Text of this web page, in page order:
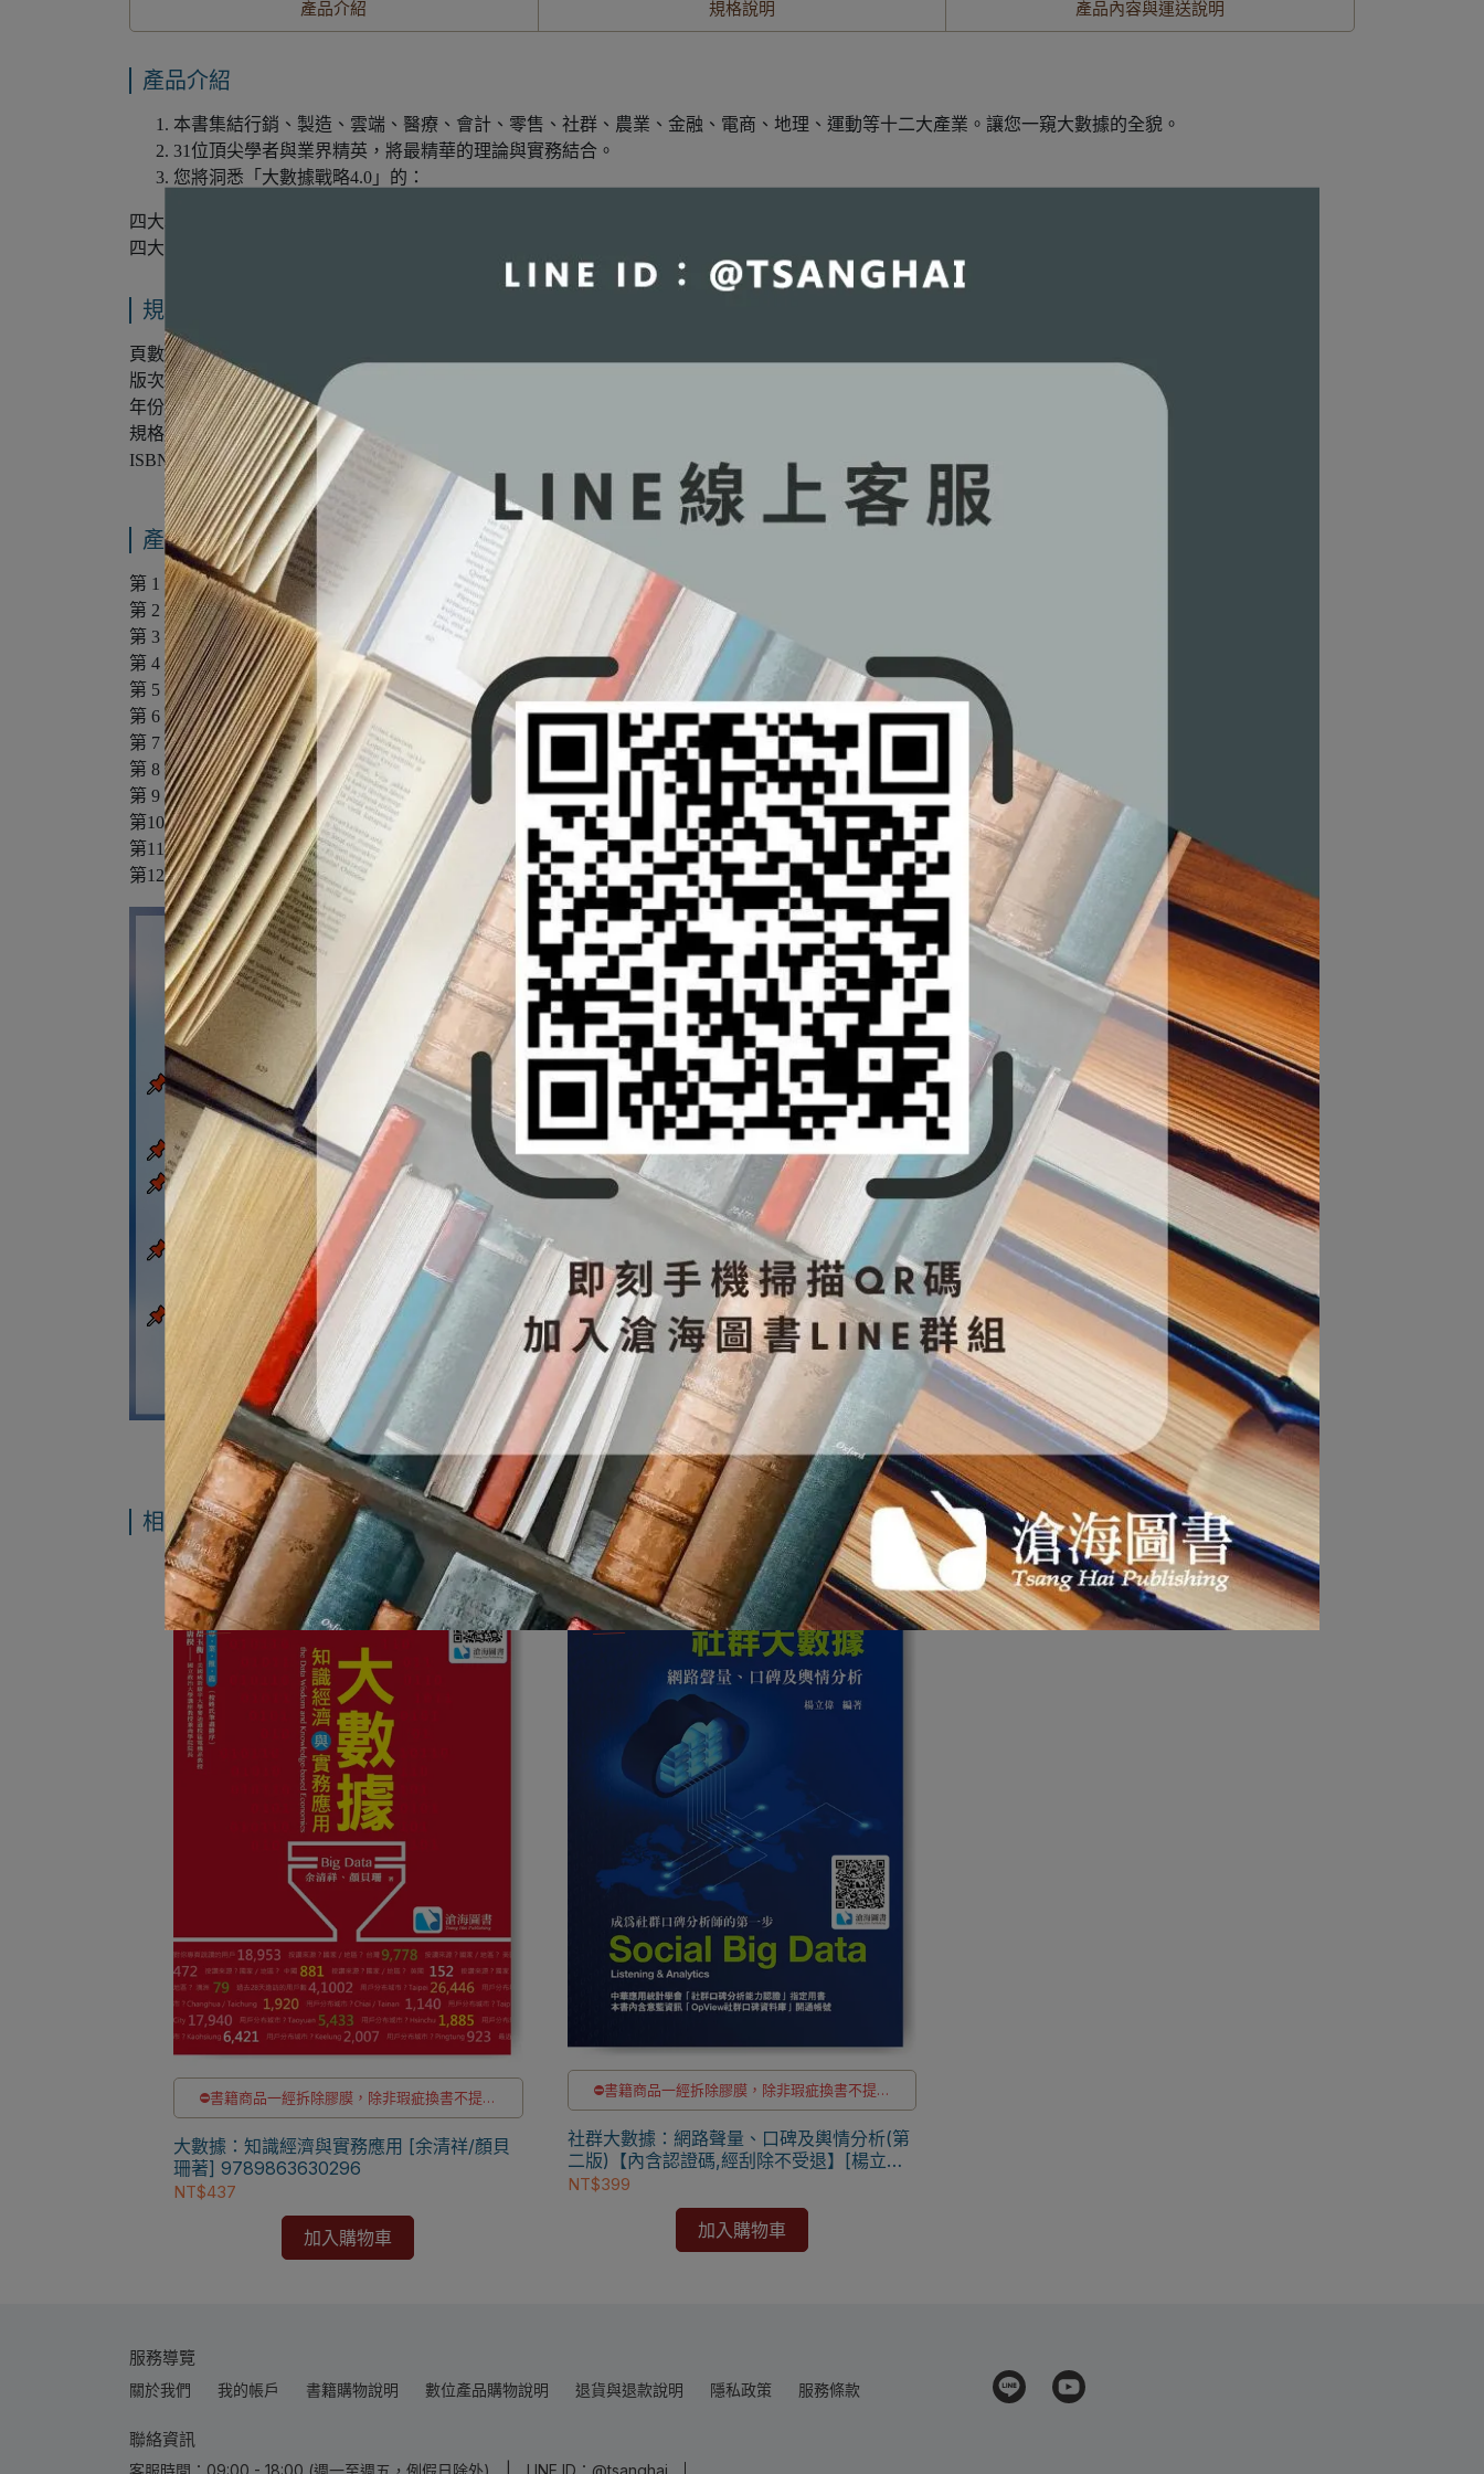
產品介紹 規格說明 產品內容與運送說明
產品介紹
本書集結行銷、製造、雲端、醫療、會計、零售、社群、農業、金融、電商、地理、運動等十二大產業。 讓您一窺大數據的全貌。
31位頂尖學者與業界精英，將最精華的理論與實務結合。
您將洞悉「大數據戰略4.0」的：
四大戰略：資源整合、平台建置、創意思維、新創業態。
四大內涵：理論、模型、預測、決策。
規格說明
頁數：348
版次：第1版
年份：2016年
規格：16開/平裝/雙色
ISBN：9789865774714
產品內容與運送說明
第 1 章 行銷大數據
第 2 章 製造大數據
第 3 章 雲端大數據
第 4 章 醫療大數據
第 5 章 會計大數據
第 6 章 零售大數據
第 7 章 社群大數據
第 8 章 農業大數據
第 9 章 金融大數據
第10章 電商大數據
第11章 地理大數據
第12章 運動大數據
相關書籍推薦
⛔書籍商品一經拆除膠膜，除非瑕疵換書不提供
退貨與退款
✅訂購數量5本以上另有優惠，請洽LINE客服訂購
大數據：知識經濟與實務應用 [余清祥/顏貝
珊著] 9789863630296
NT$437
加入購物車
⛔書籍商品一經拆除膠膜，除非瑕疵換書不提供
退貨與退款
✅訂購數量5本以上另有優惠，請洽LINE客服訂購
社群大數據：網路聲量、口碑及輿情分析(第
二版)【內含認證碼,經刮除不受退】[楊立偉
編著] 9789869947534
NT$399
加入購物車
服務導覽
關於我們 我的帳戶 書籍購物說明 數位產品購物說明 退貨與退款說明 隱私政策 服務條款
聯絡資訊
客服時間：09:00 - 18:00 (週一至週五，例假日除外) | LINE ID：@tsanghai